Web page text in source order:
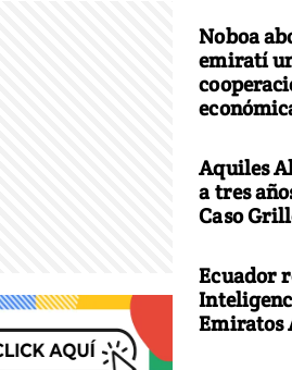
Noboa
emiratí
Aquiles
a tres
Caso
Ecuador
Emiratos